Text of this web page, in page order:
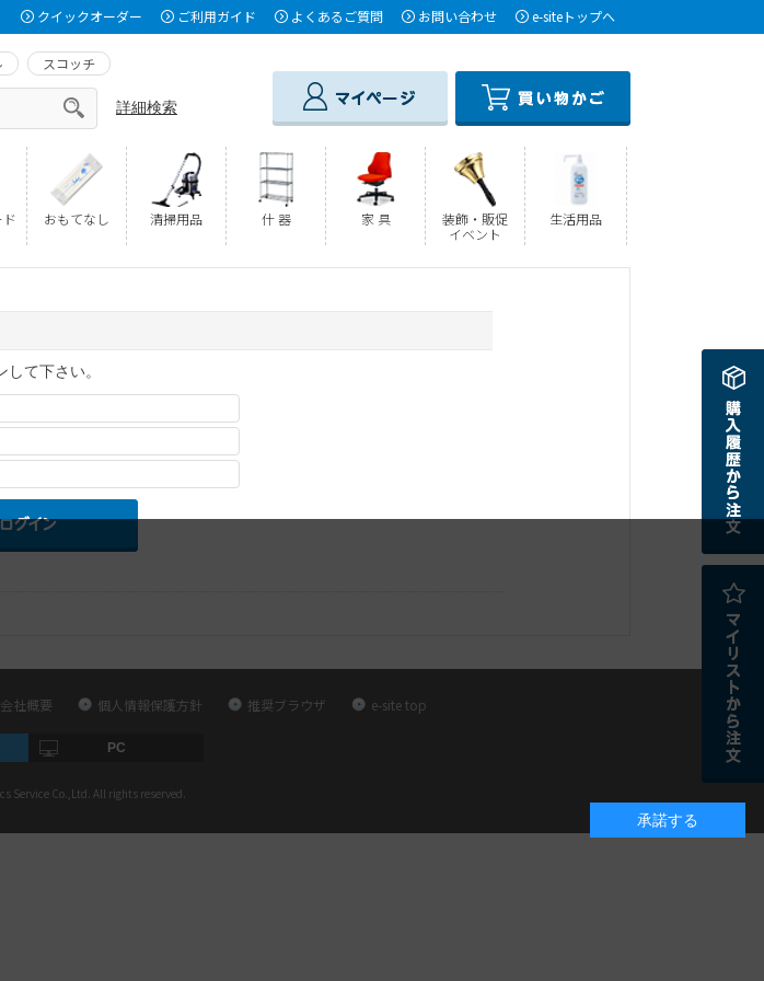
クイックオーダー ご利用ガイド よくあるご質問 お問い合わせ e-siteトップへ
スコッチ
詳細検索
おもてなし 清掃用品 什 器 家 具
装飾・販促
イベント
生活用品
て下さい。
会社概要 個人情報保護方針 推奨ブラウザ e-site top
PC
Service Co.,Ltd. All rights reserved.
承諾する